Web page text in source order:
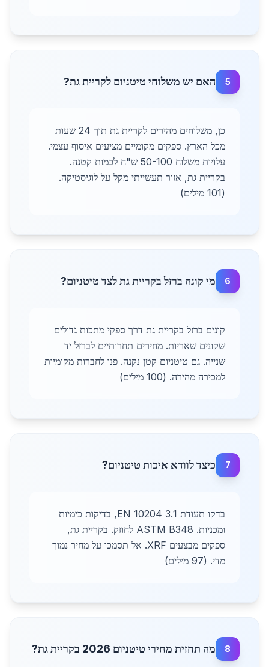
5 האם יש משלוחי טיטניום לקריית גת?
כן, משלוחים מהירים לקריית גת תוך 24 שעות
מכל הארץ. ספקים מקומיים מציעים איסוף עצמי.
עלויות משלוח 50-100 ש"ח לכמות קטנה.
בקריית גת, אזור תעשייתי מקל על לוגיסטיקה.
(101 מילים)
6 מי קונה ברזל בקריית גת לצד טיטניום?
קונים ברזל בקריית גת דרך ספקי מתכות גדולים
שקונים שאריות. מחירים תחרותיים לברזל יד
שנייה. גם טיטניום קטן נקנה. פנו לחברות מקומיות
למכירה מהירה. (100 מילים)
7 כיצד לוודא איכות טיטניום?
בדקו תעודת 3.1 EN 10204, בדיקות כימיות
ומכניות. ASTM B348 לחוזק. בקריית גת,
ספקים מבצעים XRF. אל תסמכו על מחיר נמוך
מדי. (97 מילים)
8 מה תחזית מחירי טיטניום 2026 בקריית גת?